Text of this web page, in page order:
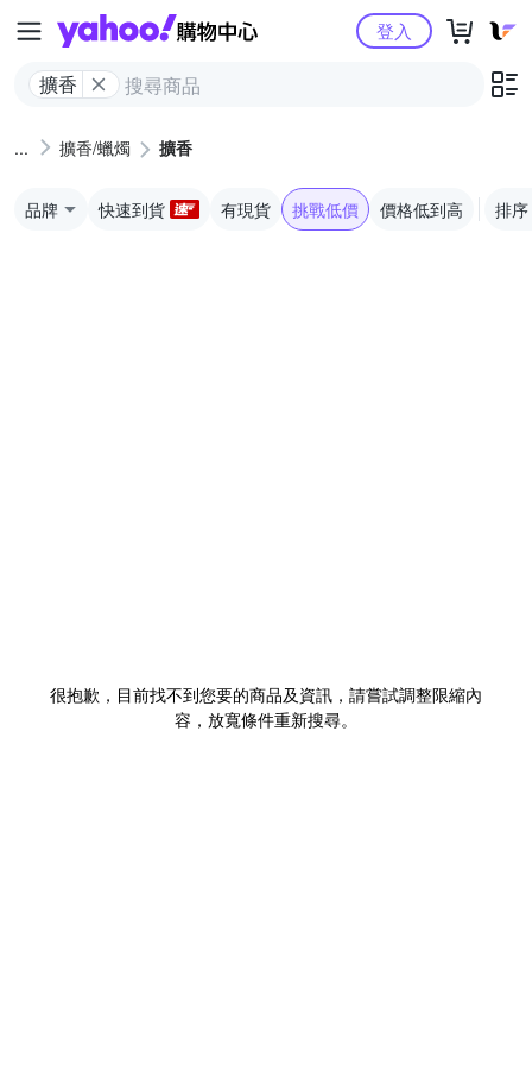
Yahoo購物中心
擴香
登入
擴香/蠟燭 擴香
品牌 快速到貨 有現貨 挑戰低價 價格低到高 排序
很抱歉，目前找不到您要的商品及資訊，請嘗試調整限縮內
容，放寬條件重新搜尋。